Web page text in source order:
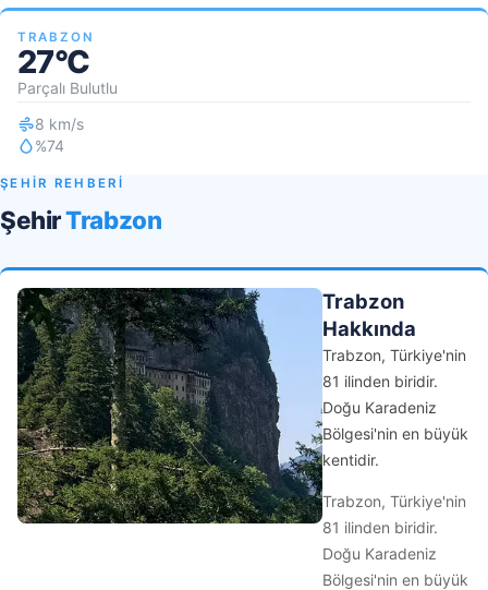
TRABZON
27°C
Parçalı Bulutlu
8 km/s
%74
ŞEHİR REHBERİ
ŞehirTrabzon
Trabzon
Hakkında
Trabzon, Türkiye'nin
81 ilinden biridir.
Doğu Karadeniz
Bölgesi'nin en büyük
kentidir.
Trabzon, Türkiye'nin
81 ilinden biridir.
Doğu Karadeniz
Bölgesi'nin en büyük